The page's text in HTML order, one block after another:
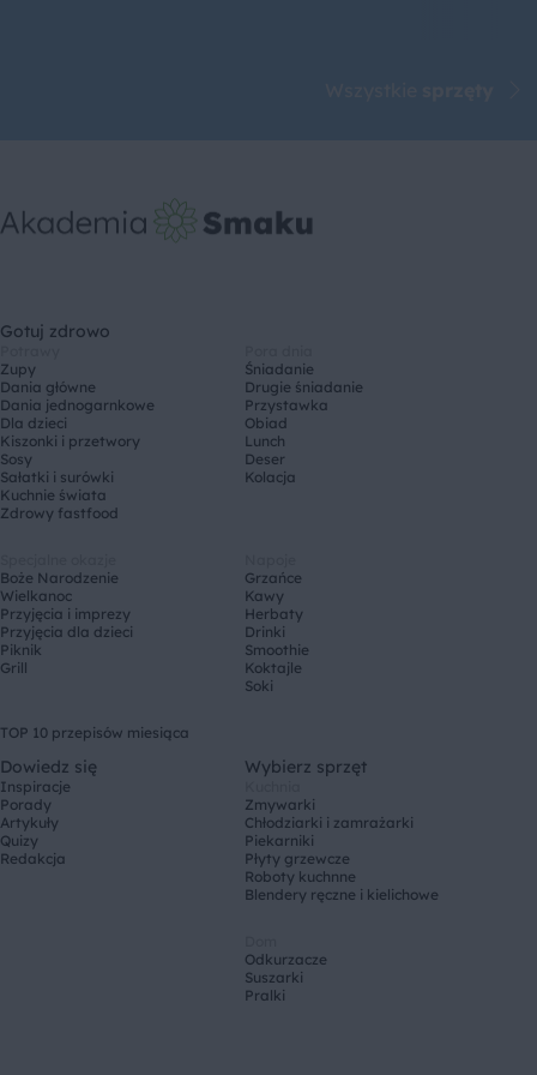
Gotuj zdrowo
Zupy
Dania główne
Dania jednogarnkowe
Dla dzieci
Kiszonki i przetwory
Sosy
Sałatki i surówki
Kuchnie świata
Zdrowy fastfood
Śniadanie
Drugie śniadanie
Przystawka
Obiad
Lunch
Deser
Kolacja
Boże Narodzenie
Wielkanoc
Przyjęcia i imprezy
Przyjęcia dla dzieci
Piknik
Grill
Grzańce
Kawy
Herbaty
Drinki
Smoothie
Koktajle
Soki
TOP 10 przepisów miesiąca
Dowiedz się
Inspiracje
Porady
Artykuły
Quizy
Redakcja
Wybierz sprzęt
Zmywarki
Chłodziarki i zamrażarki
Piekarniki
Płyty grzewcze
Roboty kuchnne
Blendery ręczne i kielichowe
Odkurzacze
Suszarki
Pralki